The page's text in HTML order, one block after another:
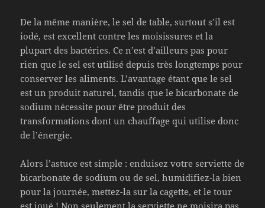
De la même manière, le sel de table, surtout s’il est
iodé, est excellent contre les moisissures et la
plupart des bactéries. Ce n’est d’ailleurs pas pour
rien que le sel est utilisé depuis très longtemps pour
conserver les aliments. L’avantage étant que le sel
est un produit naturel, tandis que le bicarbonate de
sodium nécessite pour être produit des
transformations dont un chauffage qui utilise donc
de l’énergie.
Alors l’astuce est simple : enduisez votre serviette de
bicarbonate de sodium ou de sel, humidifiez-la bien
pour la journée, mettez-la sur la cagette, et le tour
est joué ! Non seulement la serviette ne moisira pas